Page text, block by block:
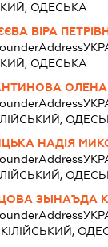
ОДЕСЬКА
ВІРА
ОДЕСЬКА
ОЛЕНА
НАДІЯ
ЗЫНАЪДА
КІЛІЙСЬКИЙ,